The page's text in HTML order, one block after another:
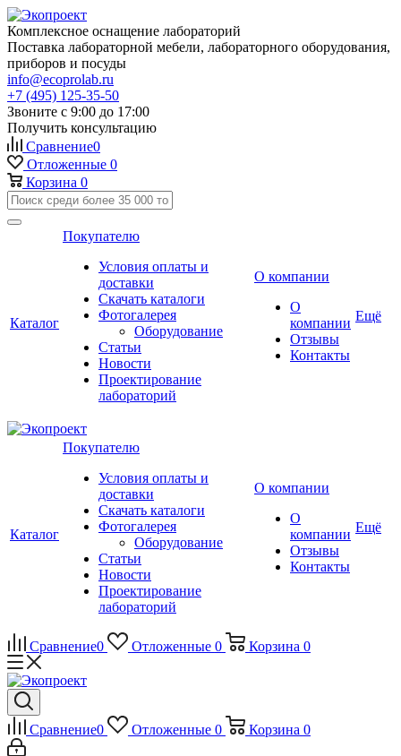
Комплексное оснащение лабораторий
Поставка лабораторной мебели, лабораторного оборудования,
приборов и посуды
info@ecoprolab.ru
+7 (495) 125-35-50
Звоните с 9:00 до 17:00
Получить консультацию
Сравнение0
Отложенные 0
Корзина 0
Каталог
Покупателю
Условия оплаты и
доставки
Скачать каталоги
Фотогалерея
Оборудование
Статьи
Новости
Проектирование
лабораторий
О компании
О
компании
Отзывы
Контакты
Ещё
Каталог
Покупателю
Условия оплаты и
доставки
Скачать каталоги
Фотогалерея
Оборудование
Статьи
Новости
Проектирование
лабораторий
О компании
О
компании
Отзывы
Контакты
Ещё
Сравнение0 Отложенные 0 Корзина 0
Сравнение0 Отложенные 0 Корзина 0